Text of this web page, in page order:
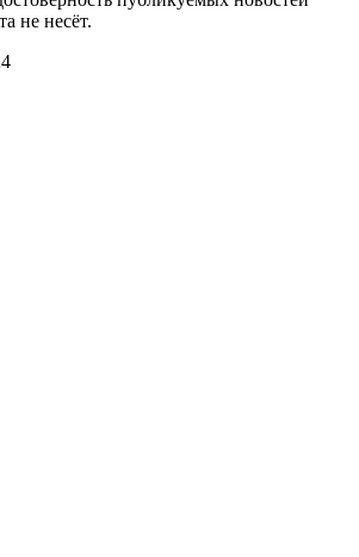
не несёт.